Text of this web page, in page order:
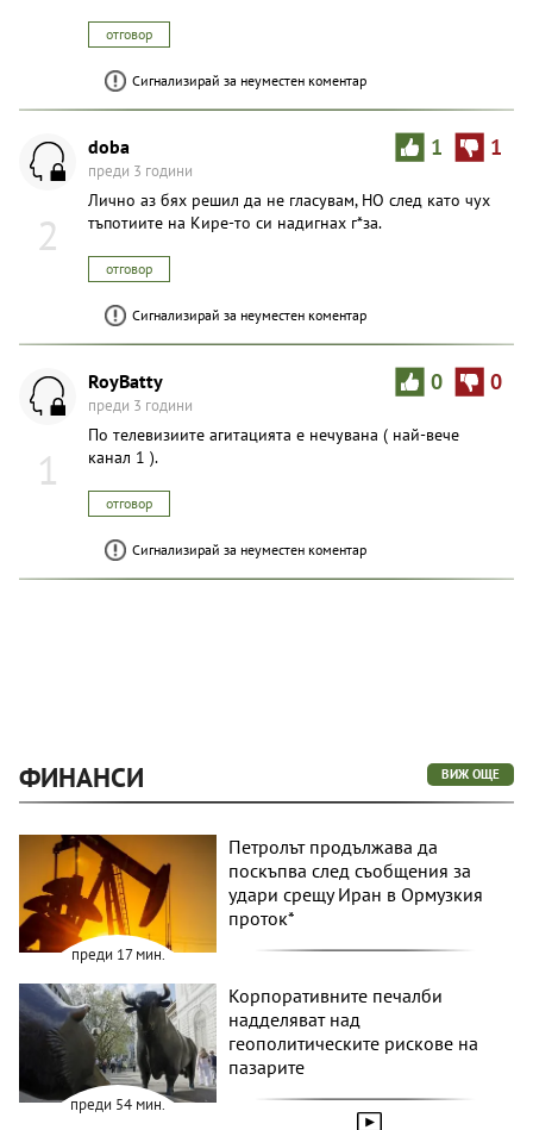
отговор
Сигнализирай за неуместен коментар
2
1 1
doba
преди 3 години
Лично аз бях решил да не гласувам, НО след като чух
тъпотиите на Кире-то си надигнах г*за.
отговор
Сигнализирай за неуместен коментар
1
0 0
RoyBatty
преди 3 години
По телевизиите агитацията е нечувана ( най-вече
канал 1 ).
отговор
Сигнализирай за неуместен коментар
ФИНАНСИ ВИЖ ОЩЕ
преди 17 мин.
Петролът продължава да
поскъпва след съобщения за
удари срещу Иран в Ормузкия
проток*
преди 54 мин.
Корпоративните печалби
надделяват над
геополитическите рискове на
пазарите